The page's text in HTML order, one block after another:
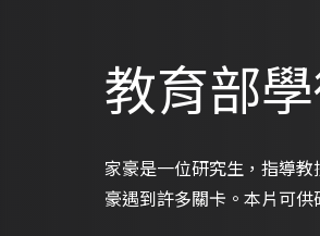
教育部
家豪是一位研究生，指導
豪遇到許多關卡。本片可